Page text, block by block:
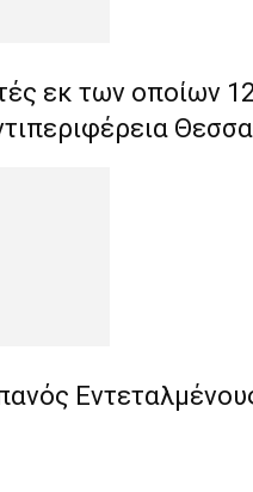
εκ των οποίων